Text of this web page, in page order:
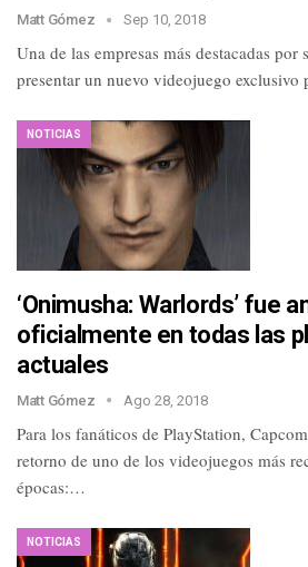
Matt Gómez Sep 10, 2018
Una de las empresas más destacadas
presentar un nuevo videojuego
NOTICIAS
‘Onimusha: Warlords’ fue
oficialmente en todas las
actuales
Matt Gómez Ago 28, 2018
Para los fanáticos de PlayStation,
retorno de uno de los videojuegos más
épocas:…
NOTICIAS